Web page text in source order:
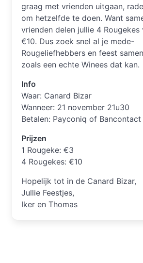
graag met vrienden uitgaan,
om hetzelfde te doen. Want
vrienden delen jullie 4
€10. Dus zoek snel al je mede-
Rougeliefhebbers en feest
zoals een echte Winees dat kan.
Info
Waar: Canard Bizar
Wanneer: 21 november 21u30
Betalen: Payconiq of Bancontact
Prijzen
1 Rougeke: €3
4 Rougekes: €10
Hopelijk tot in de Canard Bizar,
Jullie Feestjes,
Iker en Thomas